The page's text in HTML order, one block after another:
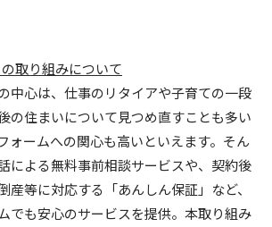
取り組みについて
中心は、仕事のリタイアや子育ての一段
の住まいについて見つめ直すことも多い
ォームへの関心も高いといえます。そん
による無料事前相談サービスや、契約後
産等に対応する「あんしん保証」など、
でも安心のサービスを提供。本取り組み